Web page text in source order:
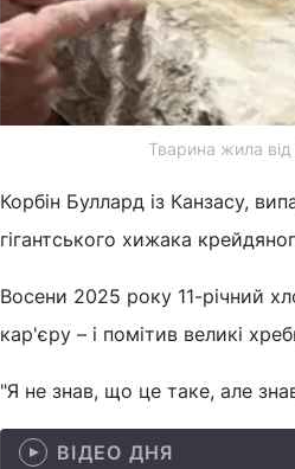
Тварина жила
Корбін Буллард із Канзасу,
гігантського хижака
Восени 2025 року 11-річний
кар'єру – і помітив великі
"Я не знав, що це таке, але
ВІДЕО ДНЯ